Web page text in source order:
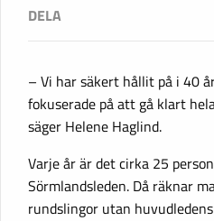
– Vi har säkert hållit på i 40
fokuserade på att gå klart
säger Helene Haglind.
Varje år är det cirka 25
Sörmlandsleden. Då räknar
rundslingor utan